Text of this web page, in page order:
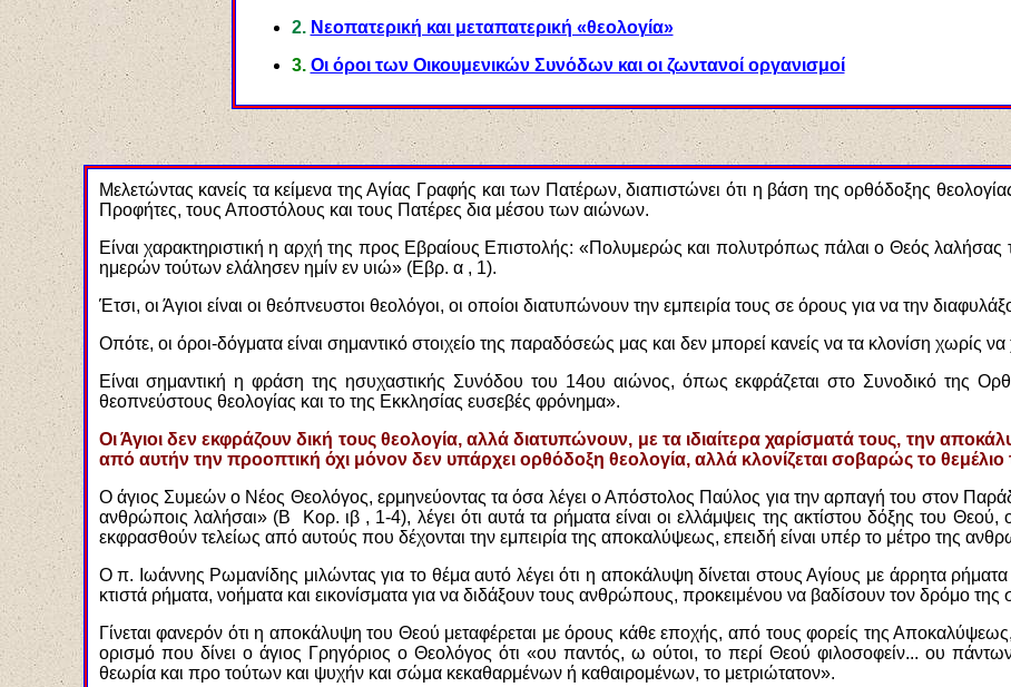
2. Νεοπατερική και μεταπατερική «θεολογία»
3. Οι όροι των Οικουμενικών Συνόδων και οι ζωντανοί οργανισμοί
Μελετώντας κανείς τα κείμενα της Αγίας Γραφής και των Πατέρων, διαπιστώνει ότι η βάση της ορθόδοξης
Προφήτες, τους Αποστόλους και τους Πατέρες δια μέσου των αιώνων.
Είναι χαρακτηριστική η αρχή της προς Εβραίους Επιστολής: «Πολυμερώς και πολυτρόπως πάλαι ο Θεός λαλήσας
ημερών τούτων ελάλησεν ημίν εν υιώ» (Εβρ. α , 1).
Έτσι, οι Άγιοι είναι οι θεόπνευστοι θεολόγοι, οι οποίοι διατυπώνουν την εμπειρία τους σε όρους για να την
Οπότε, οι όροι-δόγματα είναι σημαντικό στοιχείο της παραδόσεώς μας και δεν μπορεί κανείς να τα κλονίση χωρίς
Είναι σημαντική η φράση της ησυχαστικής Συνόδου του 14ου αιώνος, όπως εκφράζεται στο Συνοδικό της
θεοπνεύστους θεολογίας και το της Εκκλησίας ευσεβές φρόνημα».
Οι Άγιοι δεν εκφράζουν δική τους θεολογία, αλλά διατυπώνουν, με τα ιδιαίτερα χαρίσματά τους, την
από αυτήν την προοπτική όχι μόνον δεν υπάρχει ορθόδοξη θεολογία, αλλά κλονίζεται σοβαρώς το θεμέλιο
Ο άγιος Συμεών ο Νέος Θεολόγος, ερμηνεύοντας τα όσα λέγει ο Απόστολος Παύλος για την αρπαγή του στον
ανθρώποις λαλήσαι» (Β Κορ. ιβ , 1-4), λέγει ότι αυτά τα ρήματα είναι οι ελλάμψεις της ακτίστου δόξης του Θεού,
εκφρασθούν τελείως από αυτούς που δέχονται την εμπειρία της αποκαλύψεως, επειδή είναι υπέρ το μέτρο της
Ο π. Ιωάννης Ρωμανίδης μιλώντας για το θέμα αυτό λέγει ότι η αποκάλυψη δίνεται στους Αγίους με άρρητα ρήματα
κτιστά ρήματα, νοήματα και εικονίσματα για να διδάξουν τους ανθρώπους, προκειμένου να βαδίσουν τον δρόμο της
Γίνεται φανερόν ότι η αποκάλυψη του Θεού μεταφέρεται με όρους κάθε εποχής, από τους φορείς της
ορισμό που δίνει ο άγιος Γρηγόριος ο Θεολόγος ότι «ου παντός, ω ούτοι, το περί Θεού φιλοσοφείν... ου
θεωρία και προ τούτων και ψυχήν και σώμα κεκαθαρμένων ή καθαιρομένων, το μετριώτατον».